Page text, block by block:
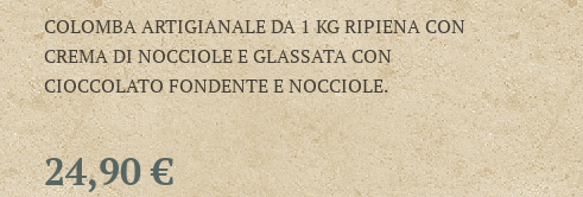
COLOMBA ARTIGIANALE DA 1 KG RIPIENA CON
CREMA DI NOCCIOLE E GLASSATA CON
CIOCCOLATO FONDENTE E NOCCIOLE.
24,90€